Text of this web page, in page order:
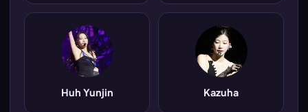
Huh Yunjin Kazuha